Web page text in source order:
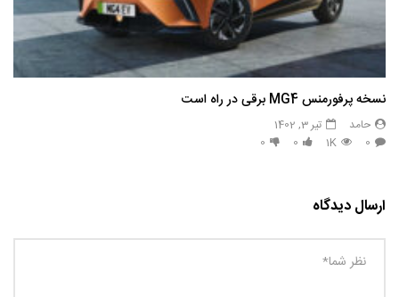
نسخه پرفورمنس MG4 برقی در راه است
حامد
تیر 3, 1402
0
1K
0
0
ارسال دیدگاه